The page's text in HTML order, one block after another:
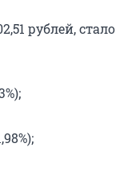
рублей, стало